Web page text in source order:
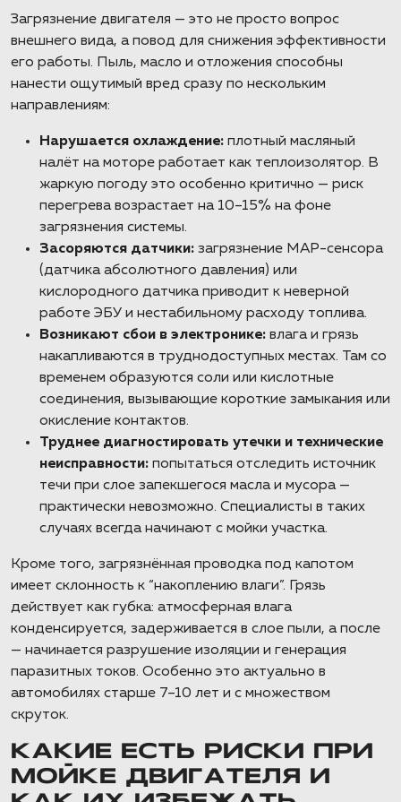
Загрязнение двигателя — это не просто вопрос
внешнего вида, а повод для снижения эффективности
его работы. Пыль, масло и отложения способны
нанести ощутимый вред сразу по нескольким
направлениям:
Нарушается охлаждение: плотный масляный
налёт на моторе работает как теплоизолятор. В
жаркую погоду это особенно критично — риск
перегрева возрастает на 10–15% на фоне
загрязнения системы.
Засоряются датчики: загрязнение MAP-сенсора
(датчика абсолютного давления) или
кислородного датчика приводит к неверной
работе ЭБУ и нестабильному расходу топлива.
Возникают сбои в электронике: влага и грязь
накапливаются в труднодоступных местах. Там со
временем образуются соли или кислотные
соединения, вызывающие короткие замыкания или
окисление контактов.
Труднее диагностировать утечки и технические
неисправности: попытаться отследить источник
течи при слое запекшегося масла и мусора —
практически невозможно. Специалисты в таких
случаях всегда начинают с мойки участка.
Кроме того, загрязнённая проводка под капотом
имеет склонность к “накоплению влаги”. Грязь
действует как губка: атмосферная влага
конденсируется, задерживается в слое пыли, а после
— начинается разрушение изоляции и генерация
паразитных токов. Особенно это актуально в
автомобилях старше 7–10 лет и с множеством
скруток.
КАКИЕ ЕСТЬ РИСКИ ПРИ
МОЙКЕ ДВИГАТЕЛЯ И